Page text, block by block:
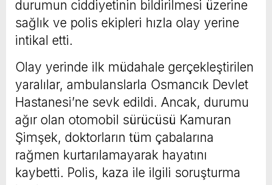
durumun ciddiyetinin bildirilmesi üzerine
sağlık ve polis ekipleri hızla olay yerine
intikal etti.
Olay yerinde ilk müdahale gerçekleştirilen
yaralılar, ambulanslarla Osmancık Devlet
Hastanesi’ne sevk edildi. Ancak, durumu
ağır olan otomobil sürücüsü Kamuran
Şimşek, doktorların tüm çabalarına
rağmen kurtarılamayarak hayatını
kaybetti. Polis, kaza ile ilgili soruşturma